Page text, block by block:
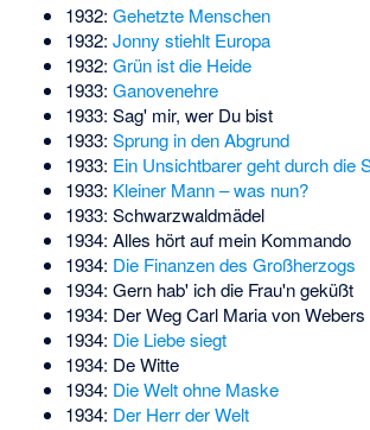
1932: Gehetzte Menschen
1932: Jonny stiehlt Europa
1932: Grün ist die Heide
1933: Ganovenehre
1933: Sag' mir, wer Du bist
1933: Sprung in den Abgrund
1933: Ein Unsichtbarer geht durch die
1933: Kleiner Mann – was nun?
1933: Schwarzwaldmädel
1934: Alles hört auf mein Kommando
1934: Die Finanzen des Großherzogs
1934: Gern hab' ich die Frau'n geküßt
1934: Der Weg Carl Maria von Webers
1934: Die Liebe siegt
1934: De Witte
1934: Die Welt ohne Maske
1934: Der Herr der Welt